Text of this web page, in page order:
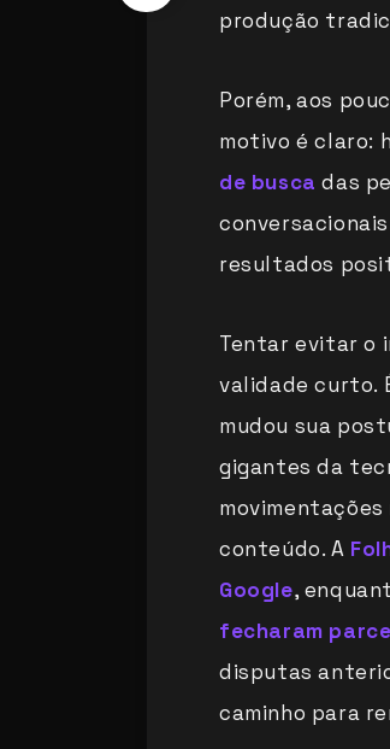
produção
Porém, aos
motivo é claro:
de busca das
resultados
Tentar evitar o
validade curto.
mudou sua
gigantes da
conteúdo. A
Google,
fecharam
disputas
caminho para